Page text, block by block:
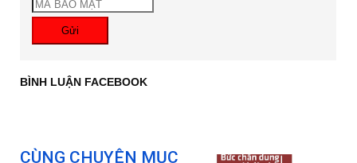
Gửi
BÌNH LUẬN FACEBOOK
CÙNG CHUYÊN MỤC